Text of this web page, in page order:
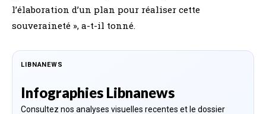
l’élaboration d’un plan pour réaliser cette
souveraineté », a-t-il tonné.
LIBNANEWS
Infographies Libnanews
Consultez nos analyses visuelles recentes et le dossier